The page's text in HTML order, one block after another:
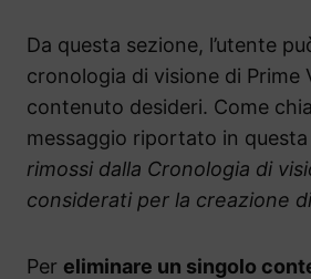
Da questa sezione, l’utente
cronologia di visione di Prime
contenuto desideri. Come
messaggio riportato in questa
rimossi dalla Cronologia di
considerati per la creazione
Per eliminare un singolo